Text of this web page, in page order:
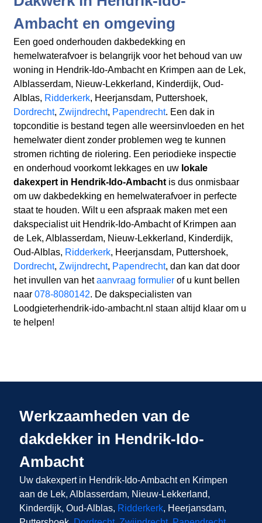
Ambacht en omgeving
Een goed onderhouden dakbedekking en
hemelwaterafvoer is belangrijk voor het behoud van uw
woning in Hendrik-Ido-Ambacht en Krimpen aan de Lek,
Alblasserdam, Nieuw-Lekkerland, Kinderdijk, Oud-
Alblas, Ridderkerk, Heerjansdam, Puttershoek,
Dordrecht, Zwijndrecht, Papendrecht. Een dak in
topconditie is bestand tegen alle weersinvloeden en het
hemelwater dient zonder problemen weg te kunnen
stromen richting de riolering. Een periodieke inspectie
en onderhoud voorkomt lekkages en uw lokale
dakexpert in Hendrik-Ido-Ambachtis dus onmisbaar
om uw dakbedekking en hemelwaterafvoer in perfecte
staat te houden. Wilt u een afspraak maken met een
dakspecialist uit Hendrik-Ido-Ambacht of Krimpen aan
de Lek, Alblasserdam, Nieuw-Lekkerland, Kinderdijk,
Oud-Alblas, Ridderkerk, Heerjansdam, Puttershoek,
Dordrecht, Zwijndrecht, Papendrecht, dan kan dat door
het invullen van hetaanvraag formulierof u kunt bellen
naar 078-8080142. De dakspecialisten van
Loodgieterhendrik-ido-ambacht.nl staan altijd klaar om u
te helpen!
Werkzaamheden van de
dakdekker in Hendrik-Ido-
Ambacht
Uw dakexpert in Hendrik-Ido-Ambacht en Krimpen
aan de Lek, Alblasserdam, Nieuw-Lekkerland,
Kinderdijk, Oud-Alblas, Ridderkerk, Heerjansdam,